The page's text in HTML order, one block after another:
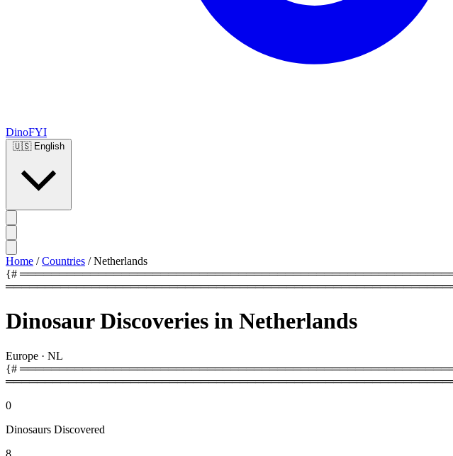
DinoFYI
🇺🇸 English
Home / Countries / Netherlands
{#
Dinosaur Discoveries in Netherlands
Europe · NL
{#
0
Dinosaurs Discovered
8